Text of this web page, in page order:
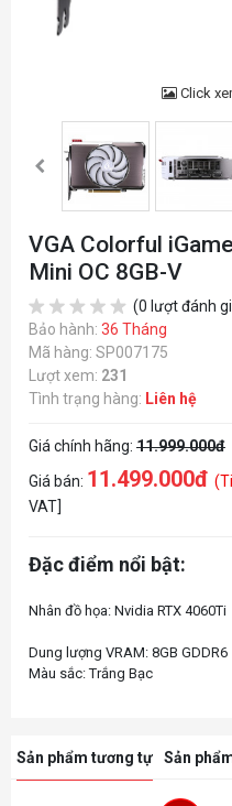
Click
VGA Colorful
Mini OC 8GB-V
(0 lượt đánh
Bảo hành: 36 Tháng
Mã hàng: SP007175
Lượt xem: 231
Tình trạng hàng: Liên hệ
Giá chính hãng: 11.999.000đ
Giá bán: 11.499.000đ
VAT]
Đặc điểm nổi bật:
Nhân đồ họa: Nvidia RTX 4060Ti
Dung lượng VRAM: 8GB GDDR6
Sản phẩm tương tự Sản